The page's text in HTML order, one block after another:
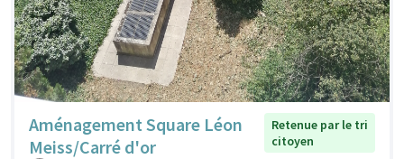
Aménagement Square Léon
Meiss/Carré d'or
Retenue par le tri
citoyen